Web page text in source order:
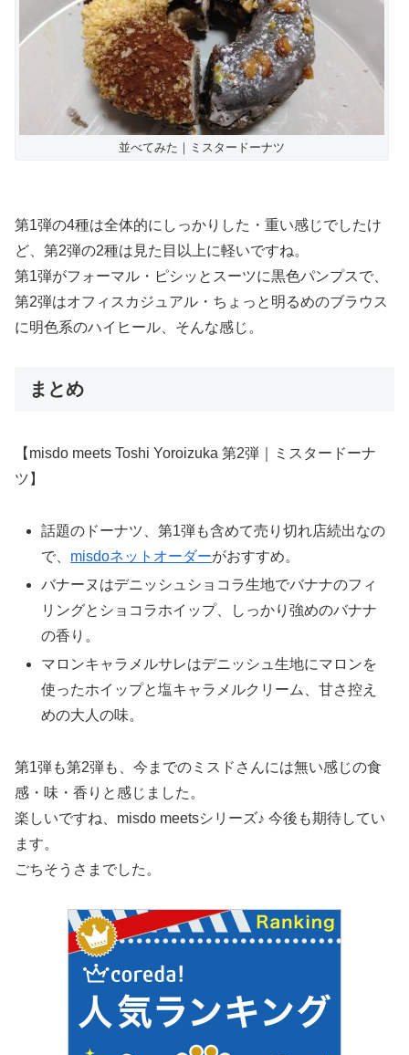
並べてみた｜ミスタードーナツ
第1弾の4種は全体的にしっかりした・重い感じでしたけ
ど、第2弾の2種は見た目以上に軽いですね。
第1弾がフォーマル・ピシッとスーツに黒色パンプスで、
第2弾はオフィスカジュアル・ちょっと明るめのブラウス
に明色系のハイヒール、そんな感じ。
まとめ
【misdo meets Toshi Yoroizuka 第2弾｜ミスタードーナ
ツ】
話題のドーナツ、第1弾も含めて売り切れ店続出なの
で、 misdoネットオーダーがおすすめ。
バナーヌはデニッシュショコラ生地でバナナのフィ
リングとショコラホイップ、しっかり強めのバナナ
の香り。
マロンキャラメルサレはデニッシュ生地にマロンを
使ったホイップと塩キャラメルクリーム、甘さ控え
めの大人の味。
第1弾も第2弾も、今までのミスドさんには無い感じの食
感・味・香りと感じました。
楽しいですね、misdo meetsシリーズ♪ 今後も期待してい
ます。
ごちそうさまでした。